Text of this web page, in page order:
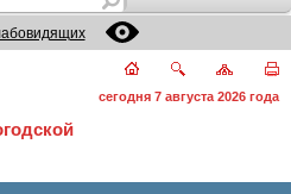
сегодня 7 августа 2026 года